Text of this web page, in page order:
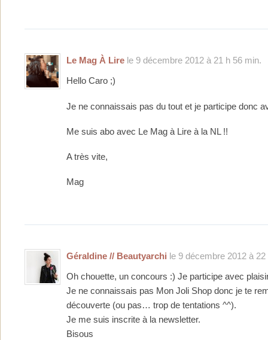
Le Mag À Lire le 9 décembre 2012 à 21 h 56 min.
Hello Caro ;)
Je ne connaissais pas du tout et je participe donc
Me suis abo avec Le Mag à Lire à la NL !!
A très vite,
Mag
Géraldine // Beautyarchi le 9 décembre 2012 à
Oh chouette, un concours :) Je participe avec
Je ne connaissais pas Mon Joli Shop donc je te
découverte (ou pas… trop de tentations ^^).
Je me suis inscrite à la newsletter.
Bisous